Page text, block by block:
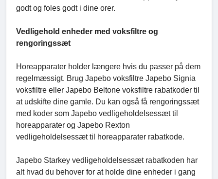
godt og foles godt i dine orer.
Vedligehold enheder med voksfiltre og
rengoringssæt
Horeapparater holder længere hvis du passer på dem
regelmæssigt. Brug Japebo voksfiltre Japebo Signia
voksfiltre eller Japebo Beltone voksfiltre rabatkoder til
at udskifte dine gamle. Du kan også få rengoringssæt
med koder som Japebo vedligeholdelsessæt til
horeapparater og Japebo Rexton
vedligeholdelsessæt til horeapparater rabatkode.
Japebo Starkey vedligeholdelsessæt rabatkoden har
alt hvad du behover for at holde dine enheder i gang